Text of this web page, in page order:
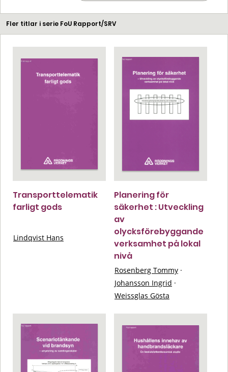
Fler titlar i serie FoU Rapport/SRV
Transporttelematik
farligt gods
Lindqvist Hans
Planering för
säkerhet : Utveckling
av
olycksförebyggande
verksamhet på lokal
nivå
Rosenberg Tommy ·
Johansson Ingrid ·
Weissglas Gösta